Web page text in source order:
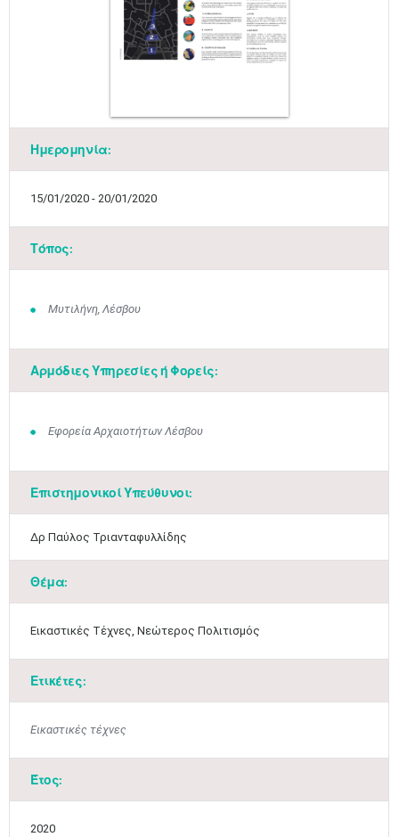
Ημερομηνία:
15/01/2020 - 20/01/2020
Τόπος:
Μυτιλήνη, Λέσβου
Αρμόδιες Υπηρεσίες ή Φορείς:
Εφορεία Αρχαιοτήτων Λέσβου
Επιστημονικοί Υπεύθυνοι:
​Δρ Παύλος Τριανταφυλλίδης
Θέμα:
Εικαστικές Τέχνες, Νεώτερος Πολιτισμός
Ετικέτες:
Εικαστικές τέχνες
Έτος:
2020
• •
• • • •
7
• • •
•
11
• • • • • •
• • • • ••• ••• •••
• • • • • • •